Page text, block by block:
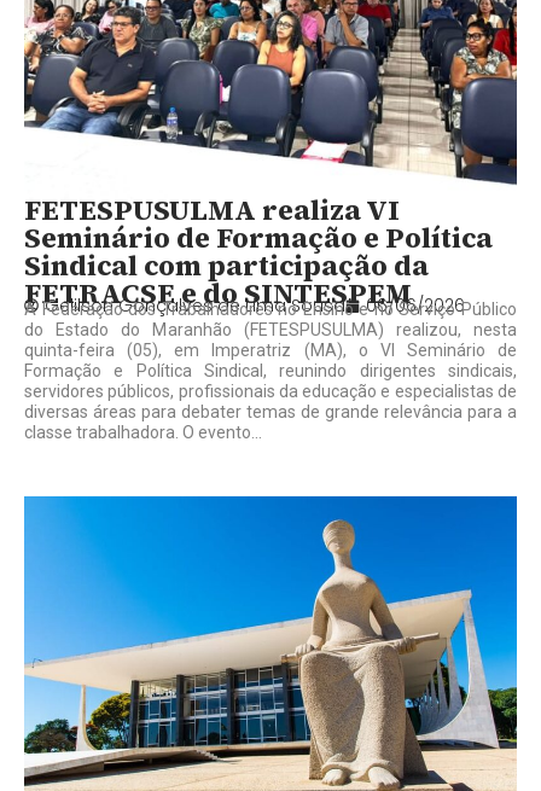
FETESPUSULMA realiza VI
Seminário de Formação e Política
Sindical com participação da
FETRACSE e do SINTESPEM
Gelilson Gonçalves de Lima Sousa 06/06/2026
A Federação dos Trabalhadores no Ensino e no Serviço Público
do Estado do Maranhão (FETESPUSULMA) realizou, nesta
quinta-feira (05), em Imperatriz (MA), o VI Seminário de
Formação e Política Sindical, reunindo dirigentes sindicais,
servidores públicos, profissionais da educação e especialistas de
diversas áreas para debater temas de grande relevância para a
classe trabalhadora. O evento...